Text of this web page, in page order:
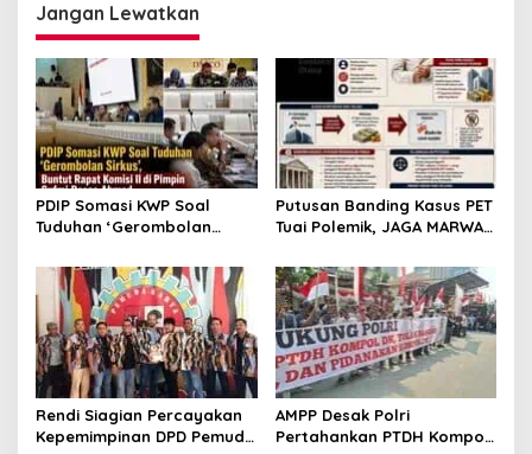
Jangan Lewatkan
PDIP Somasi KWP Soal
Tuduhan ‘Gerombolan
Komisi II Dipimpin Sufmi
Dasco Ahmad
Putusan Banding Kasus PET
Tuai Polemik, JAGA MARWAH
Bakrie Group
Rendi Siagian Percayakan
Kepemimpinan DPD Pemuda
AMPP Desak Polri
Pertahankan PTDH Kompol